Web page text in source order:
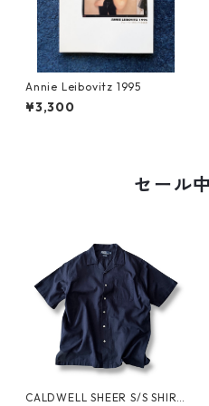
Annie Leibovitz 1995
¥3,300
セール
CALDWELL SHEER S/S SHIRT